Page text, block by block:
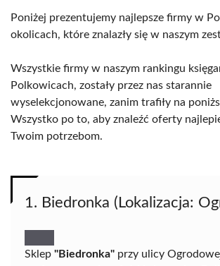
Poniżej prezentujemy najlepsze firmy w
okolicach, które znalazły się w naszym
Wszystkie firmy w naszym rankingu
Polkowicach, zostały przez nas starannie
wyselekcjonowane, zanim trafiły na
Wszystko po to, aby znaleźć oferty
Twoim potrzebom.
1. Biedronka (Lokalizacja:
Sklep "Biedronka" przy ulicy